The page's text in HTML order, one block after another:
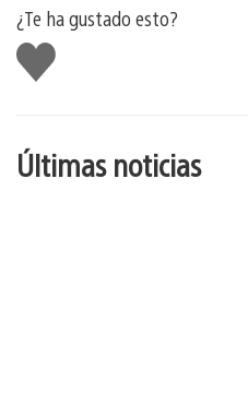
¿Te ha gustado esto?
Me
gusta
Últimas noticias